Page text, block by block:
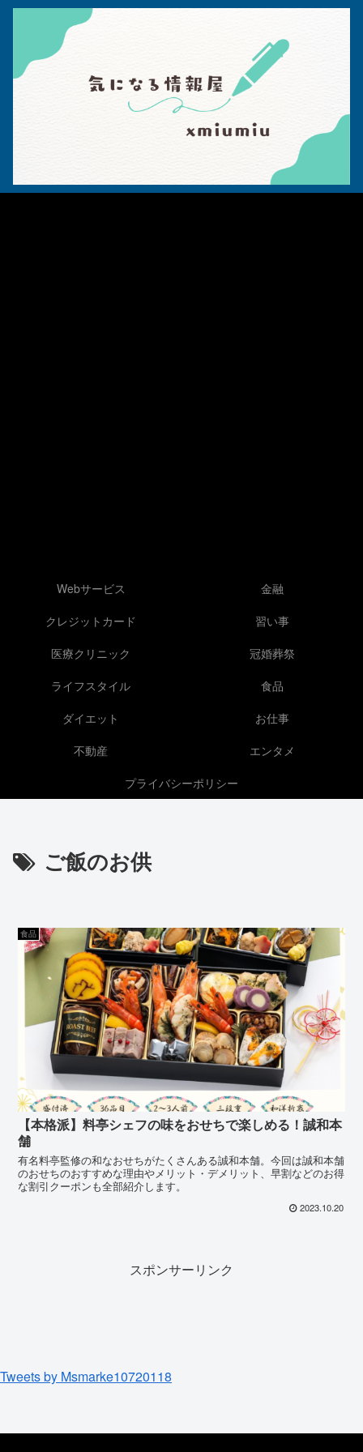
Webサービス
金融
クレジットカード
習い事
医療クリニック
冠婚葬祭
ライフスタイル
食品
ダイエット
お仕事
不動産
エンタメ
プライバシーポリシー
ご飯のお供
食品
【本格派】料亭シェフの味をおせちで楽しめる！誠和本
舗
有名料亭監修の和なおせちがたくさんある誠和本舗。今回は誠和本舗
のおせちのおすすめな理由やメリット・デメリット、早割などのお得
な割引クーポンも全部紹介します。
2023.10.20
スポンサーリンク
Tweets by Msmarke10720118